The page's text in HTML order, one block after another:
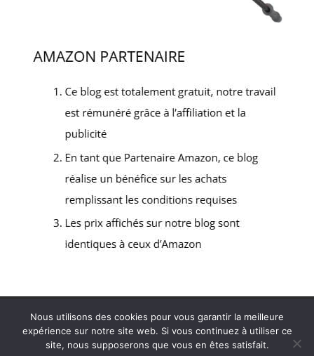
Politique de confidentialité
Mentions légales
Contact
Nous utilisons des cookies pour vous garantir la meilleure
expérience sur notre site web. Si vous continuez à utiliser ce
site, nous supposerons que vous en êtes satisfait.